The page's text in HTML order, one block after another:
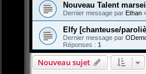
Nouveau Talent
Dernier message par Ethan
Elfy [chanteuse/
Dernier message par
Réponses : 1
Nouveau sujet